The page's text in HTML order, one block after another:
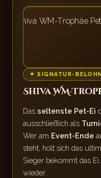
✦ SIGNATUR-
Shiva WM-
Das seltenste Pet-Ei
ausschließlich als
Wer am Event-Ende
steht, holt sich das
Sieger bekommt das
wieder.